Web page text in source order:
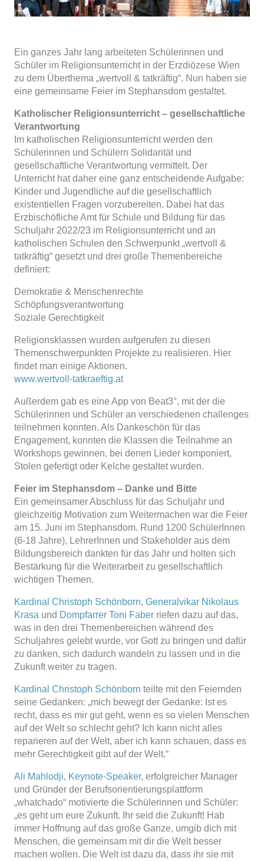
Ein ganzes Jahr lang arbeiteten Schülerinnen und
Schüler im Religionsunterricht in der Erzdiözese Wien
zu dem Überthema „wertvoll & tatkräftig“. Nun haben sie
eine gemeinsame Feier im Stephansdom gestaltet.
Katholischer Religionsunterricht – gesellschaftliche
Verantwortung
Im katholischen Religionsunterricht werden den
Schülerinnen und Schülern Solidarität und
gesellschaftliche Verantwortung vermittelt. Der
Unterricht hat daher eine ganz entscheidende Aufgabe:
Kinder und Jugendliche auf die gesellschaftlich
existentiellen Fragen vorzubereiten. Dabei hat das
Erzbischöfliche Amt für Schule und Bildung für das
Schuljahr 2022/23 im Religionsunterricht und an
katholischen Schulen den Schwerpunkt „wertvoll &
tatkräftig“ gesetzt und drei große Themenbereiche
definiert:
Demokratie & Menschenrechte
Schöpfungsverantwortung
Soziale Gerechtigkeit
Religionsklassen wurden aufgerufen zu diesen
Themenschwerpunkten Projekte zu realisieren. Hier
findet man einige Aktionen.
www.wertvoll-tatkraeftig.at
Außerdem gab es eine App von Beat3°, mit der die
Schülerinnen und Schüler an verschiedenen challenges
teilnehmen konnten. Als Dankeschön für das
Engagement, konnten die Klassen die Teilnahme an
Workshops gewinnen, bei denen Lieder komponiert,
Stolen gefertigt oder Kelche gestaltet wurden.
Feier im Stephansdom – Danke und Bitte
Ein gemeinsamer Abschluss für das Schuljahr und
gleichzeitig Motivation zum Weitermachen war die Feier
am 15. Juni im Stephansdom. Rund 1200 SchülerInnen
(6-18 Jahre), LehrerInnen und Stakeholder aus dem
Bildungsbereich dankten für das Jahr und holten sich
Bestärkung für die Weiterarbeit zu gesellschaftlich
wichtigen Themen.
Kardinal Christoph Schönborn, Generalvikar Nikolaus
Krasa und Dompfarrer Toni Faber riefen dazu auf das,
was in den drei Themenbereichen während des
Schuljahres gelebt wurde, vor Gott zu bringen und dafür
zu danken, sich dadurch wandeln zu lassen und in die
Zukunft weiter zu tragen.
Kardinal Christoph Schönborn teilte mit den Feiernden
seine Gedanken: „mich bewegt der Gedanke: Ist es
recht, dass es mir gut geht, wenn es so vielen Menschen
auf der Welt so schlecht geht? Ich kann nicht alles
reparieren auf der Welt, aber ich kann schauen, dass es
mehr Gerechtigkeit gibt auf der Welt.“
Ali Mahlodji, Keynote-Speaker, erfolgreicher Manager
und Gründer der Berufsorientierungsplattform
„whatchado“ motivierte die Schülerinnen und Schüler:
„es geht um eure Zukunft. Ihr seid die Zukunft! Hab
immer Hoffnung auf das große Ganze, umgib dich mit
Menschen, die gemeinsam mit dir die Welt besser
machen wollen. Die Welt ist dazu da, dass ihr sie mit